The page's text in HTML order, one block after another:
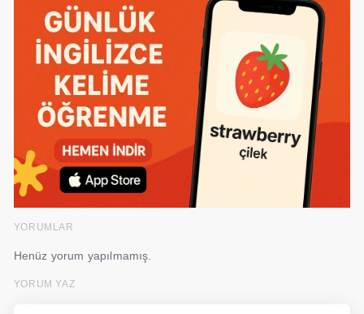
YORUMLAR
Henüz yorum yapılmamış.
YORUM YAZ